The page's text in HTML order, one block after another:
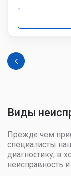
Виды
Прежде чем
специалисты
диагностику, в
неисправность